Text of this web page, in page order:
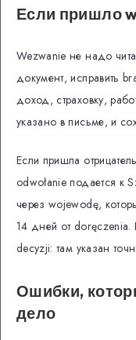
Если пришло
Wezwanie не надо
документ, исправить
доход, страховку,
указано в письме, и
Если пришла
odwołanie подается к
через wojewodę,
14 дней от doręczenia.
decyzji: там указан
Ошибки,
дело